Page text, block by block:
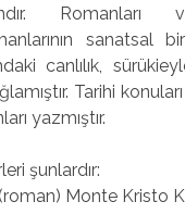
Romanları
sanatsal
canlılık,
Tarihi
yazmıştır.
şunlardır:
Monte Kristo